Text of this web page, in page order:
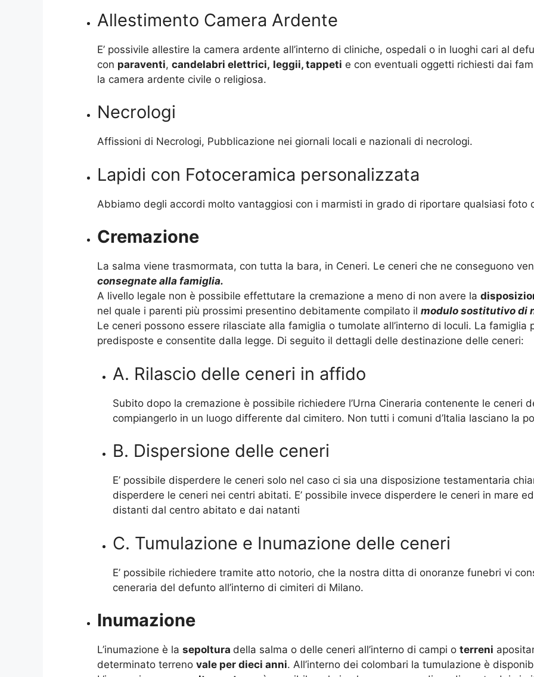
Allestimento Camera Ardente
E’ possivile allestire la camera ardente all’interno di cliniche, ospedali o in luoghi cari al
con paraventi, candelabri elettrici, leggii, tappeti e con eventuali oggetti richiesti dai
la camera ardente civile o religiosa.
Necrologi
Affissioni di Necrologi, Pubblicazione nei giornali locali e nazionali di necrologi.
Lapidi con Fotoceramica personalizzata
Abbiamo degli accordi molto vantaggiosi con i marmisti in grado di riportare qualsiasi foto
Cremazione
La salma viene trasmormata, con tutta la bara, in Ceneri. Le ceneri che ne conseguono
consegnate alla famiglia.
A livello legale non è possibile effettutare la cremazione a meno di non avere la
nel quale i parenti più prossimi presentino debitamente compilato il modulo sostitutivo di
Le ceneri possono essere rilasciate alla famiglia o tumolate all’interno di loculi. La famiglia
predisposte e consentite dalla legge. Di seguito il dettagli delle destinazione delle ceneri:
A. Rilascio delle ceneri in affido
Subito dopo la cremazione è possibile richiedere l’Urna Cineraria contenente le ceneri
compiangerlo in un luogo differente dal cimitero. Non tutti i comuni d’Italia lasciano la
B. Dispersione delle ceneri
E’ possibile disperdere le ceneri solo nel caso ci sia una disposizione testamentaria
disperdere le ceneri nei centri abitati. E’ possibile invece disperdere le ceneri in mare
distanti dal centro abitato e dai natanti
C. Tumulazione e Inumazione delle ceneri
E’ possibile richiedere tramite atto notorio, che la nostra ditta di onoranze funebri vi
ceneraria del defunto all’interno di cimiteri di Milano.
Inumazione
L’inumazione è la sepoltura della salma o delle ceneri all’interno di campi o terreni
determinato terreno vale per dieci anni. All’interno dei colombari la tumulazione è